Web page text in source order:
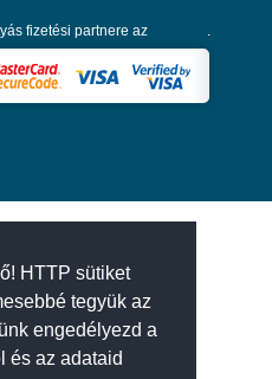
HTTP sütiket
tegyük az
engedélyezd a
és az adataid
fizetési partnere az .